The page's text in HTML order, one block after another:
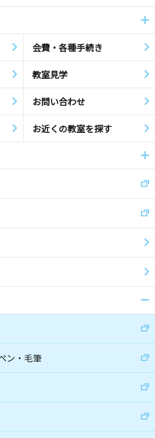
会費・各種手続き
教室見学
お問い合わせ
お近くの教室を探す
ン・毛筆